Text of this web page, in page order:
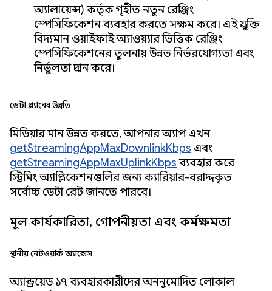
অ্যালায়েন্স) কর্তৃক গৃহীত নতুন রেঞ্জিং
স্পেসিফিকেশন ব্যবহার করতে সক্ষম করে। এই প্রযুক্তি
বিদ্যমান ওয়াইফাই অ্যাওয়্যার ভিত্তিক রেঞ্জিং
স্পেসিফিকেশনের তুলনায় উন্নত নির্ভরযোগ্যতা এবং
নির্ভুলতা প্রদান করে।
ডেটা প্ল্যানের উন্নতি
মিডিয়ার মান উন্নত করতে, আপনার অ্যাপ এখন
getStreamingAppMaxDownlinkKbps এবং
getStreamingAppMaxUplinkKbpsব্যবহার করে
স্ট্রিমিং অ্যাপ্লিকেশনগুলির জন্য ক্যারিয়ার-বরাদ্দকৃত
সর্বোচ্চ ডেটা রেট জানতে পারবে।
মূল কার্যকারিতা, গোপনীয়তা এবং কর্মক্ষমতা
স্থানীয় নেটওয়ার্ক অ্যাক্সেস
অ্যান্ড্রয়েড ১৭ ব্যবহারকারীদের অননুমোদিত লোকাল